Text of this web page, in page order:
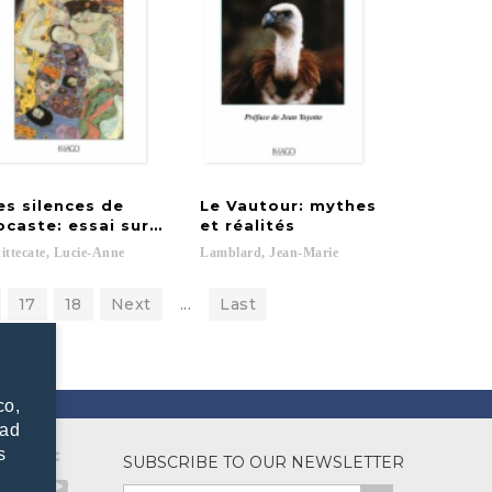
phobies et névroses d'angoisse
silences de
essai sur l'inconscient féminin
Lucie-Anne
Le Vautour: mythes
et réalités
Lamblard, Jean-Marie
17 18 Next ... Last
SUBSCRIBE TO OUR NEWSLETTER